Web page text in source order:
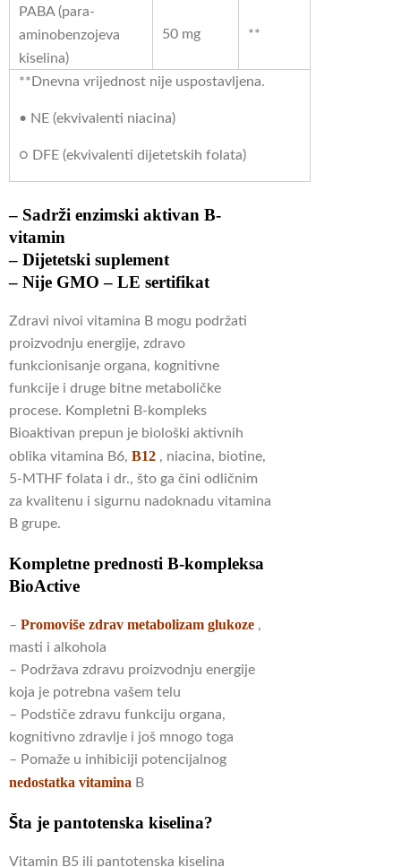
PABA (para-
aminobenzojeva
kiselina)
50 mg **
**Dnevna vrijednost nije uspostavljena.
• NE (ekvivalenti niacina)
○ DFE (ekvivalenti dijetetskih folata)
– Sadrži enzimski aktivan B-
vitamin
– Dijetetski suplement
– Nije GMO – LE sertifikat
Zdravi nivoi vitamina B mogu podržati
proizvodnju energije, zdravo
funkcionisanje organa, kognitivne
funkcije i druge bitne metaboličke
procese. Kompletni B-kompleks
Bioaktivan prepun je biološki aktivnih
oblika vitamina B6, B12 , niacina, biotine,
5-MTHF folata i dr., što ga čini odličnim
za kvalitenu i sigurnu nadoknadu vitamina
B grupe.
Kompletne prednosti B-kompleksa
BioActive
– Promoviše zdrav metabolizam glukoze ,
masti i alkohola
– Podržava zdravu proizvodnju energije
koja je potrebna vašem telu
– Podstiče zdravu funkciju organa,
kognitivno zdravlje i još mnogo toga
– Pomaže u inhibiciji potencijalnog
nedostatka vitamina B
Šta je pantotenska kiselina?
Vitamin B5 ili pantotenska kiselina